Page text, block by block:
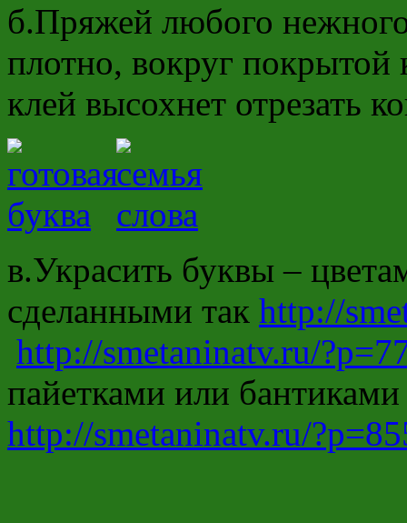
б.Пряжей любого
плотно, вокруг покрытой
клей высохнет отрезать
в.Украсить буквы –
сделанными так http://
http://smetaninatv.ru/
пайетками или
http://smetaninatv.ru/